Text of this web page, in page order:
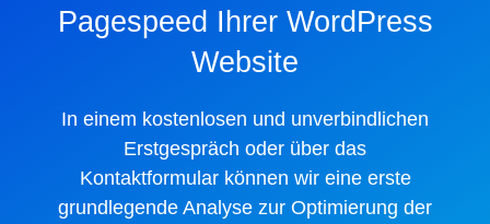
Pagespeed Ihrer WordPress
Website
In einem kostenlosen und unverbindlichen
Erstgespräch oder über das
Kontaktformular können wir eine erste
grundlegende Analyse zur Optimierung der